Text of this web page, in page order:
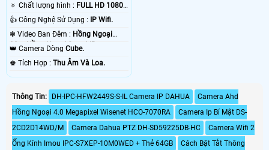
🔅 Chất lượng hình : FULL HD 1080P
👍 Công Nghệ Sử Dụng : IP Wifi.
❃ Video Ban Đêm : Hồng Ngoại
30m Hồng Ngoại Smart IR.
👑 Camera Dòng Cube.
️♚ Tích Hợp : Thu Âm Và Loa.
Thông Tin: DH-IPC-HFW2449S-S-IL Camera IP DAHUA
Camera Ahd
Hồng Ngoại 4.0 Megapixel Wisenet HCO-7070RA
Camera Ip Bí Mật DS-
2CD2D14WD/M
Camera Dahua PTZ DH-SD59225DB-HC
Camera Wifi 2
Ống Kính Imou IPC-S7XEP-10M0WED + Thẻ 64GB
Cách Bật Tắt Thông